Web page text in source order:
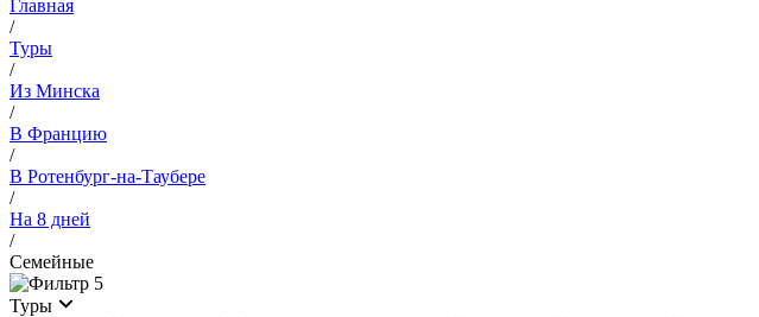
Главная
/
Туры
/
Из Минска
/
В Францию
/
В Ротенбург-на-Таубере
/
На 8 дней
/
Семейные
5
Туры